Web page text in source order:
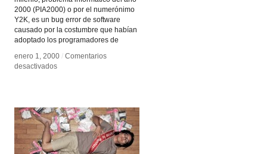
2000 (PIA2000) o por el numerónimo
Y2K, es un bug error de software
causado por la costumbre que habían
adoptado los programadores de
enero 1, 2000 / Comentarios
desactivadosen
enero 1, 2000 / Comentarios
desactivadosen